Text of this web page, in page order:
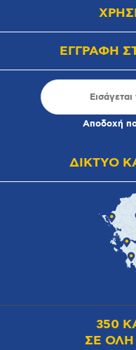
ΕΓΓΡΑΦΗ
Αποδοχή
ΔΙΚΤΥΟ
350
ΣΕ